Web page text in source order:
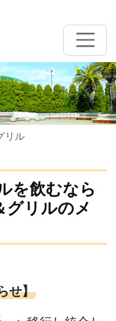
リル
を飲むなら
グリルのメ
せ】